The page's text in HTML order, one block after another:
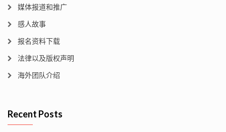
媒体报道和推广
感人故事
报名资料下载
法律以及版权声明
海外团队介绍
Recent Posts